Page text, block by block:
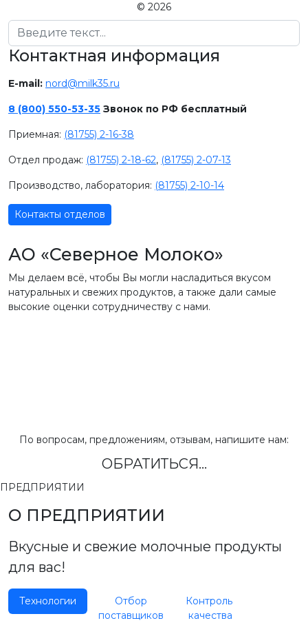
© 2026
Поиск
Контактная информация
E-mail: nord@milk35.ru
8 (800) 550-53-35 Звонок по РФ бесплатный
Приемная: (81755) 2-16-38
Отдел продаж: (81755) 2-18-62, (81755) 2-07-13
Производство, лаборатория: (81755) 2-10-14
Контакты отделов
АО «Северное Молоко»
Мы делаем всё, чтобы Вы могли насладиться вкусом
натуральных и свежих продуктов, а также дали самые
высокие оценки сотрудничеству с нами.
По вопросам, предложениям, отзывам, напишите нам:
ОБРАТИТЬСЯ...
ПРЕДПРИЯТИИ
О ПРЕДПРИЯТИИ
Вкусные и свежие молочные продукты
для вас!
Технологии
Отбор
поставщиков
Контроль
качества